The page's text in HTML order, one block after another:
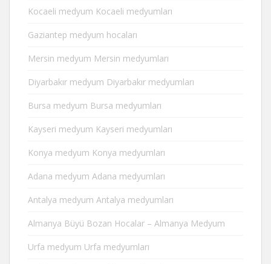
Kocaeli medyum Kocaeli medyumları
Gaziantep medyum hocaları
Mersin medyum Mersin medyumları
Diyarbakır medyum Diyarbakır medyumları
Bursa medyum Bursa medyumları
Kayseri medyum Kayseri medyumları
Konya medyum Konya medyumları
Adana medyum Adana medyumları
Antalya medyum Antalya medyumları
Almanya Büyü Bozan Hocalar – Almanya Medyum
Urfa medyum Urfa medyumları